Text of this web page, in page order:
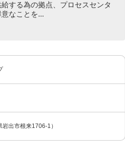
する為の拠点、プロセスセンタ
なことを...
出市根来1706-1）